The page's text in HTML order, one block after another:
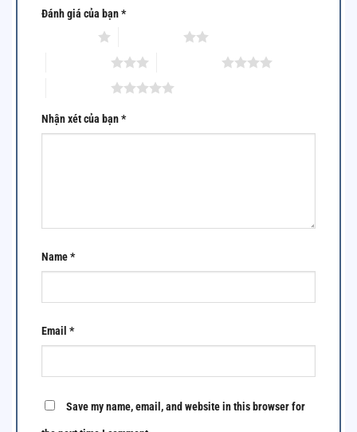
Đánh giá của bạn*
Nhận xét của bạn*
Name*
Email *
Save my name, email, and website in this browser for